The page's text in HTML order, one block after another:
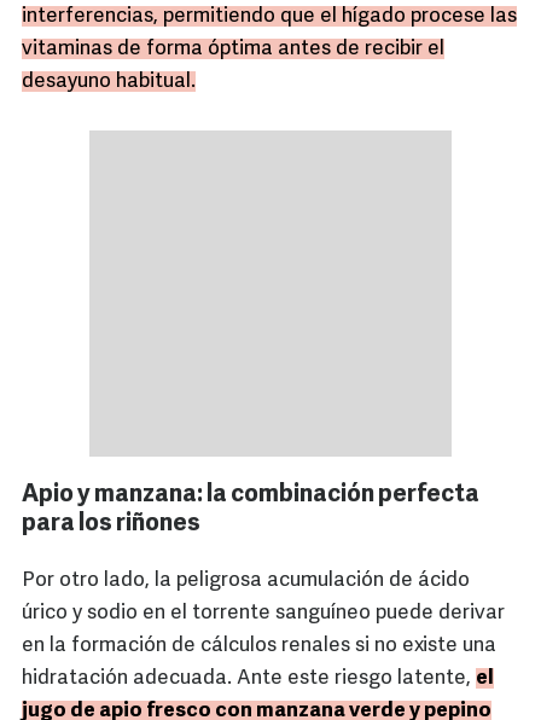
interferencias, permitiendo que el hígado procese las
vitaminas de forma óptima antes de recibir el
desayuno habitual.
Apio y manzana: la combinación perfecta
para los riñones
Por otro lado, la peligrosa acumulación de ácido
úrico y sodio en el torrente sanguíneo puede derivar
en la formación de cálculos renales si no existe una
hidratación adecuada. Ante este riesgo latente, el
jugo de apio fresco con manzana verde y pepino